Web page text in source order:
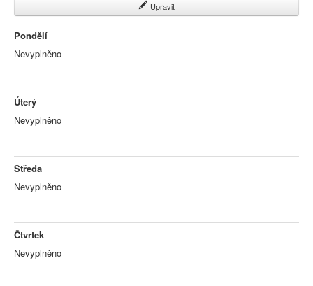
Upravit
Pondělí
Nevyplněno
Úterý
Nevyplněno
Středa
Nevyplněno
Čtvrtek
Nevyplněno